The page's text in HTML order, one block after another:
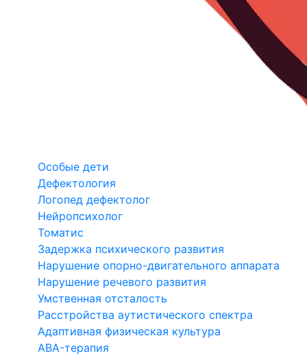
Особые дети
Дефектология
Логопед дефектолог
Нейропсихолог
Томатис
Задержка психического развития
Нарушение опорно-двигательного аппарата
Нарушение речевого развития
Умственная отсталость
Расстройства аутистического спектра
Адаптивная физическая культура
ABA-терапия